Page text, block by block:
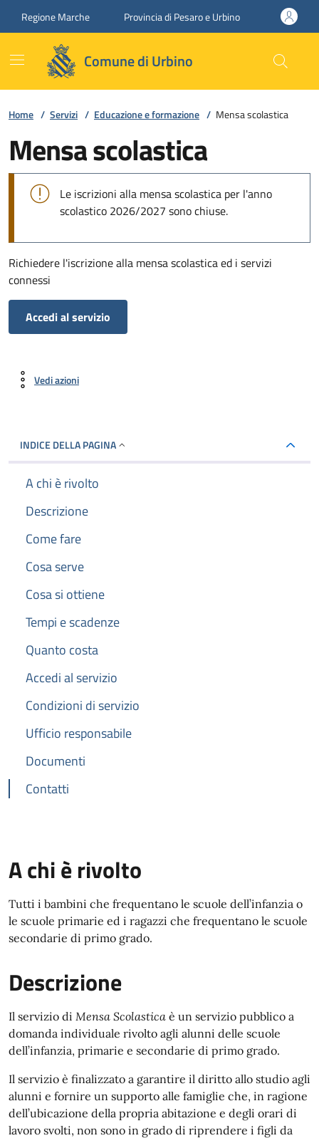
Regione Marche Provincia di Pesaro e Urbino
Comune di Urbino
Home / Servizi / Educazione e formazione / Mensa scolastica
Mensa scolastica
Le iscrizioni alla mensa scolastica per l'anno
scolastico 2026/2027 sono chiuse.
Richiedere l'iscrizione alla mensa scolastica ed i servizi
connessi
Accedi al servizio
Vedi azioni
INDICE DELLA PAGINA
A chi è rivolto
Descrizione
Come fare
Cosa serve
Cosa si ottiene
Tempi e scadenze
Quanto costa
Accedi al servizio
Condizioni di servizio
Ufficio responsabile
Documenti
Contatti
A chi è rivolto
Tutti i bambini che frequentano le scuole dell’infanzia o
le scuole primarie ed i ragazzi che frequentano le scuole
secondarie di primo grado.
Descrizione
Il servizio di Mensa Scolastica è un servizio pubblico a
domanda individuale rivolto agli alunni delle scuole
dell’infanzia, primarie e secondarie di primo grado.
Il servizio è finalizzato a garantire il diritto allo studio agli
alunni e fornire un supporto alle famiglie che, in ragione
dell’ubicazione della propria abitazione e degli orari di
lavoro svolti, non sono in grado di riprendere i figli da